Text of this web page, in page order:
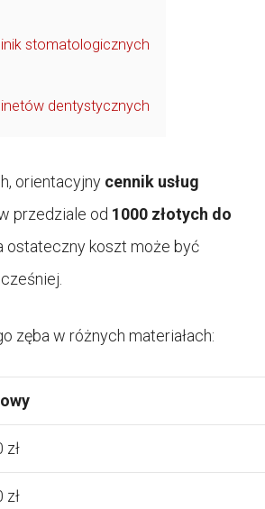
stomatologicznych
dentystycznych
orientacyjny cennik usług
przedziale od 1000 złotych do
ostateczny koszt może być
zęba w różnych materiałach:
zł
zł